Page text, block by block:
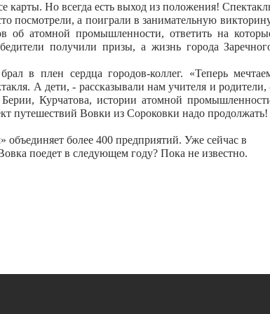
карты. Но всегда есть выход из положения!
посмотрели, а поиграли в занимательную
об атомной промышленности, ответить на
получили призы, а жизнь города
в плен сердца городов-коллег. «Теперь
А дети, - рассказывали нам учителя и родители,
Курчатова, истории атомной
путешествий Вовки из Сороковки надо продолжать!
объединяет более 400 предприятий. Уже сейчас в
поедет в следующем году? Пока не известно.